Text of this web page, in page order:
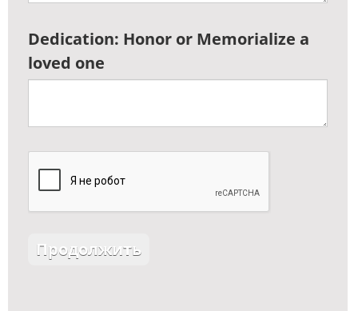
Dedication: Honor or Memorialize a
loved one